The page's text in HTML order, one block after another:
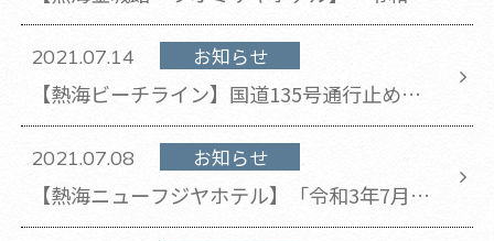
年7月熱海豪雨災害」被災者受け入れについ
て
2021.07.14 お知らせ
【熱海ビーチライン】国道135号通行止めに
伴う一般車 無料通行について
2021.07.08 お知らせ
【熱海ニューフジヤホテル】「令和3年7月熱
海豪雨災害」被災者受け入れについて